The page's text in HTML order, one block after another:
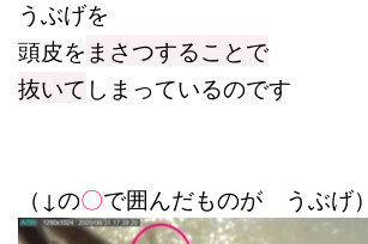
うぶげを
頭皮をまさつすることで
抜いて しまっているのです
（↓の〇で囲んだものが うぶげ）